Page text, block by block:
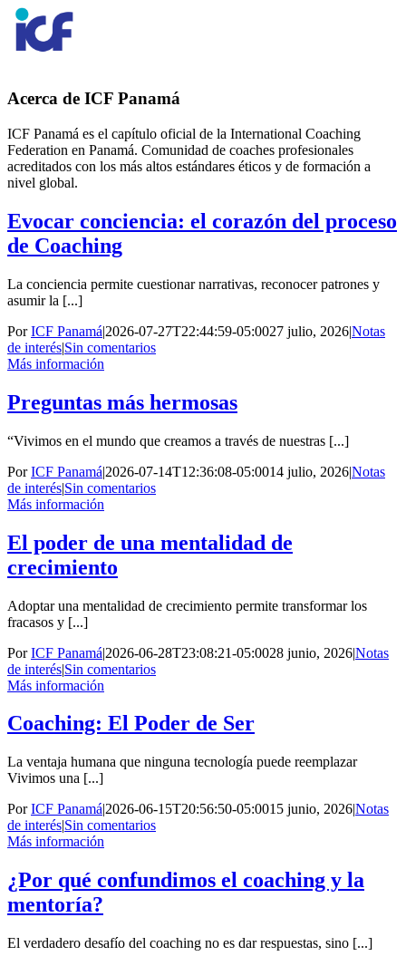
Acerca de ICF Panamá
ICF Panamá es el capítulo oficial de la International Coaching
Federation en Panamá. Comunidad de coaches profesionales
acreditados con los más altos estándares éticos y de formación a
nivel global.
Evocar conciencia: el corazón del proceso
de Coaching
La conciencia permite cuestionar narrativas, reconocer patrones y
asumir la [...]
PorICF Panamá|2026-07-27T22:44:59-05:0027 julio, 2026|Notas
de interés|Sin comentarios
Más información
Preguntas más hermosas
“Vivimos en el mundo que creamos a través de nuestras [...]
PorICF Panamá|2026-07-14T12:36:08-05:0014 julio, 2026|Notas
de interés|Sin comentarios
Más información
El poder de una mentalidad de
crecimiento
Adoptar una mentalidad de crecimiento permite transformar los
fracasos y [...]
PorICF Panamá|2026-06-28T23:08:21-05:0028 junio, 2026|Notas
de interés|Sin comentarios
Más información
Coaching: El Poder de Ser
La ventaja humana que ninguna tecnología puede reemplazar
Vivimos una [...]
PorICF Panamá|2026-06-15T20:56:50-05:0015 junio, 2026|Notas
de interés|Sin comentarios
Más información
¿Por qué confundimos el coaching y la
mentoría?
El verdadero desafío del coaching no es dar respuestas, sino [...]